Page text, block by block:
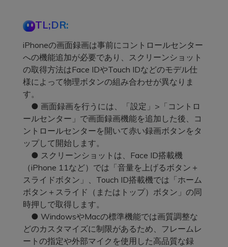
TL;DR:
iPhoneの画面録画は事前にコントロールセンター
への機能追加が必要であり、スクリーンショット
の取得方法はFace IDやTouch IDなどのモデル仕
様によって物理ボタンの組み合わせが異なりま
す。
● 画面録画を行うには、「設定」>「コントロ
ールセンター」で画面録画機能を追加した後、コ
ントロールセンターを開いて赤い録画ボタンをタ
ップして開始します。
● スクリーンショットは、Face ID搭載機
（iPhone 11など）では「音量を上げるボタン＋
スライドボタン」、Touch ID搭載機では「ホーム
ボタン＋スライド（またはトップ）ボタン」の同
時押しで取得します。
● WindowsやMacの標準機能では画質調整な
どのカスタマイズに制限があるため、フレームレ
ートの指定や外部マイクを使用した高品質な録